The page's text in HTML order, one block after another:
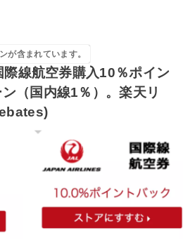
が含まれています。
線航空券購入10％ポイン
（国内線1％）。楽天リ